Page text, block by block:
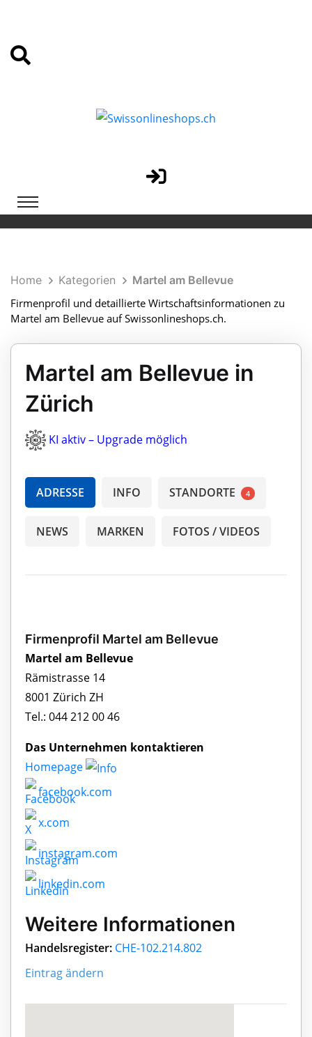
Home Kategorien
Martel am Bellevue
Firmenprofil und detaillierte Wirtschaftsinformationen zu
Martel am Bellevue auf Swissonlineshops.ch.
Martel am Bellevue in
Zürich
KI aktiv – Upgrade möglich
ADRESSE INFO STANDORTE 4
NEWS MARKEN FOTOS / VIDEOS
Firmenprofil Martel am Bellevue
Martel am Bellevue
Rämistrasse 14
8001 Zürich ZH
Tel.: 044 212 00 46
Das Unternehmen kontaktieren
Homepage
facebook.com
x.com
instagram.com
linkedin.com
Weitere Informationen
Handelsregister: CHE-102.214.802
Eintrag ändern